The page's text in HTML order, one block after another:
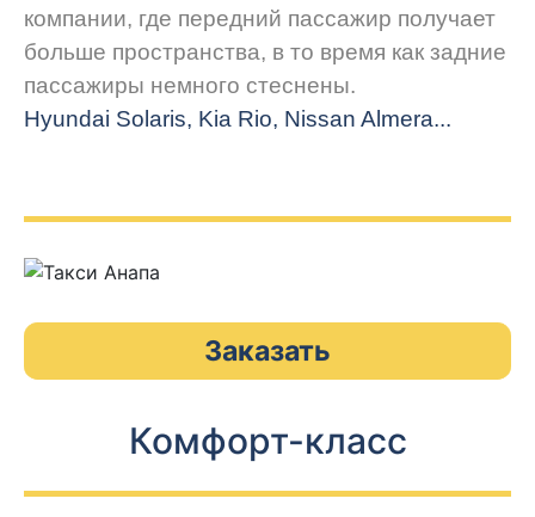
компании, где передний пассажир получает
больше пространства, в то время как задние
пассажиры немного стеснены.
Hyundai Solaris, Kia Rio, Nissan Almera...
Заказать
Комфорт-класс